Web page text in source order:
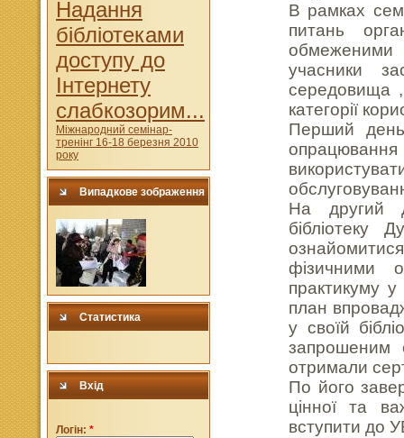
Надання
бібліотеками
доступу до
Інтернету
слабкозорим...
Міжнародний семінар-
тренінг 16-18 березня 2010
року
Випадкове зображення
Статистика
Вхід
Логін: *
В рамках
питань
обмеженими
учасники
середовища
категорії
Перший день
На другий
бібліотеку
фізичними
практикуму
план
у своїй
запрошеним
отримали
По його
цінної та
вступити до